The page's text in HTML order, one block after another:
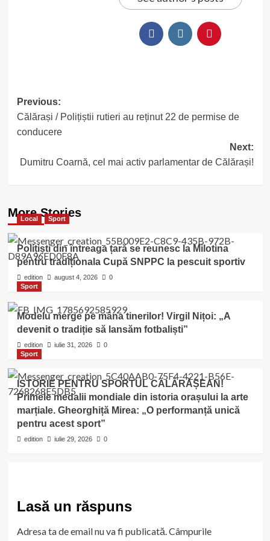
Post
navigation
Previous:
Călărași / Polițiștii rutieri au reținut 22 de permise de
conducere
Next:
Dumitru Coarnă, cel mai activ parlamentar de Călărași!
More Stories
Local Sport
Polițiști din întreaga țară se reunesc la Milotina
pentru tradiționala Cupă SNPPC la pescuit sportiv
edition august 4, 2026
0
Sport
Modelu merge pe mâna tinerilor! Virgil Nițoi: „A
devenit o tradiție să lansăm fotbaliști”
edition iulie 31, 2026
0
Sport
ISTORIE PENTRU SPORTUL CĂLĂRĂȘEAN!
Primele medalii mondiale din istoria orașului la arte
marțiale. Gheorghiță Mirea: „O performanță unică
pentru acest sport”
edition iulie 29, 2026 0
Lasă un răspuns
Adresa ta de email nu va fi publicată.Câmpurile